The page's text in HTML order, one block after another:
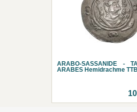
ARABO-SASSANIDE -
ARABES Hemidrachme